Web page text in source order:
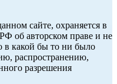
сайте, охраняется в
об авторском праве и не
в какой бы то ни было
распространению,
разрешения